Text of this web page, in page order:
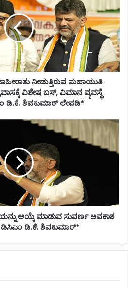
ನೀಡುತ್ತಿರುವ ಮಹಾಯುತಿ
ವಿಶೇಷ ಬಸ್, ವಿಮಾನ ವ್ಯವಸ್ಥೆ
ಡಿ.ಕೆ. ಶಿವಕುಮಾರ್ ಲೇವಡಿ*
ಆಯ್ಕೆ ಮಾಡುವ ಸುವರ್ಣ ಅವಕಾಶ
ಡಿಸಿಎಂ ಡಿ.ಕೆ. ಶಿವಕುಮಾರ್*